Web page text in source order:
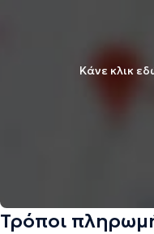
Κάνε κλικ
Τρόποι